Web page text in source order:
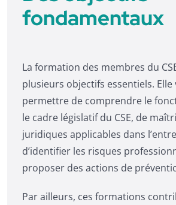
fondamentaux
La formation des membres du
plusieurs objectifs essentiels. Elle
permettre de comprendre le
le cadre législatif du CSE, de
juridiques applicables dans
d’identifier les risques
proposer des actions de
Par ailleurs, ces formations